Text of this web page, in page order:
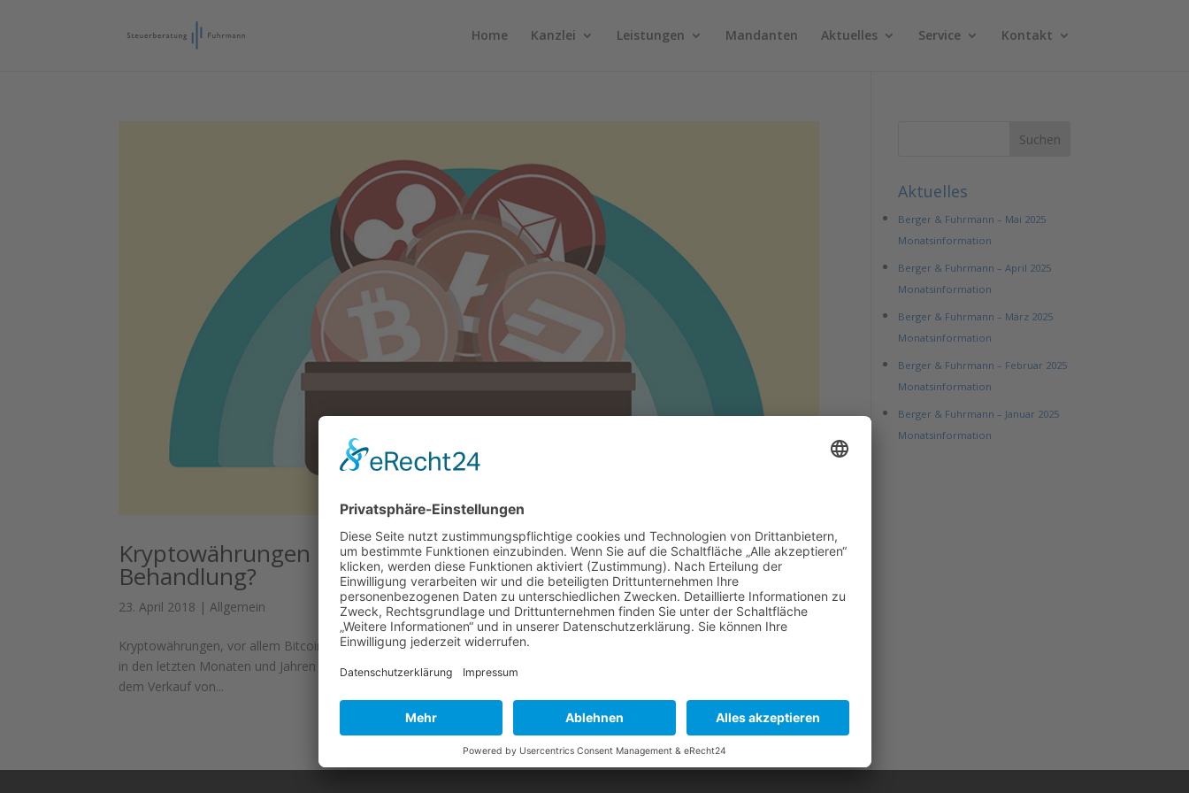
Home Kanzlei Leistungen Mandanten Aktuelles Service Kontakt
Kryptowährungen im Privatvermögen – wie ist die steuerliche
Behandlung?
23. April 2018 |Allgemein
Kryptowährungen, vor allem Bitcoins, erfahren derzeit eine große mediale Aufmerksamkeit. So haben Anleger mit Bitcoins
in den letzten Monaten und Jahren – trotz zwischenzeitlicher starker Kurseinbrüche – große Gewinne erzielen können. Aus
dem Verkauf von...
Aktuelles
Berger & Fuhrmann – Mai 2025
Monatsinformation
Berger & Fuhrmann – April 2025
Monatsinformation
Berger & Fuhrmann – März 2025
Monatsinformation
Berger & Fuhrmann – Februar 2025
Monatsinformation
Berger & Fuhrmann – Januar 2025
Monatsinformation